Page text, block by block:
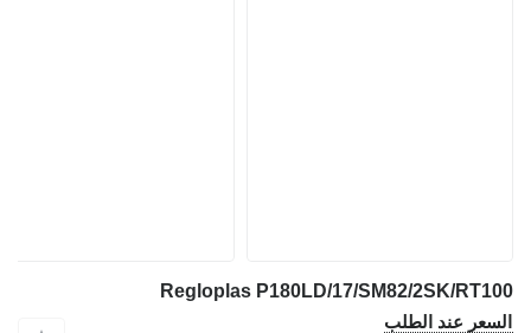
Regloplas P180LD/17/SM82/2SK/RT100
السعر عند الطلب